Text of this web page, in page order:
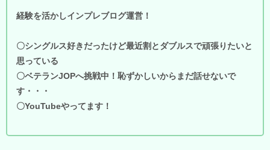
経験を活かしインプレブログ運営！
〇シングルス好きだったけど最近割とダブルスで頑張りたいと
思っている
〇ベテランJOPへ挑戦中！恥ずかしいからまだ話せないで
す・・・
〇YouTubeやってます！